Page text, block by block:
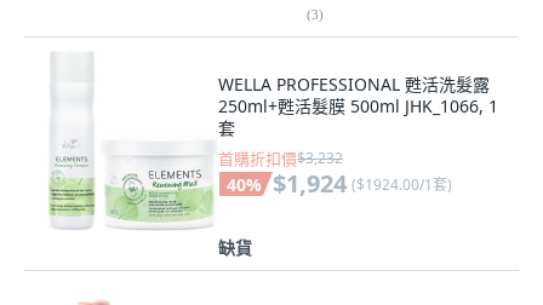
(3)
WELLA PROFESSIONAL 甦活洗髮露
250ml+甦活髮膜 500ml JHK_1066, 1
套
首購折扣價$3,232
40% $1,924 ($1924.00/1套)
缺貨